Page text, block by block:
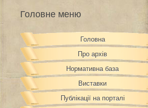
Головне меню
Головна
Про архів
Нормативна база
Виставки
Публікації на порталі